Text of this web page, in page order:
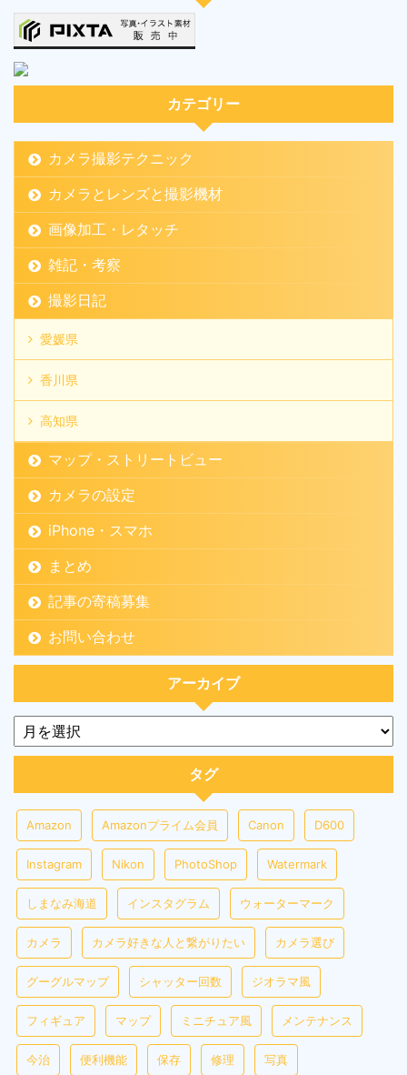
カテゴリー
カメラ撮影テクニック
カメラとレンズと撮影機材
画像加工・レタッチ
雑記・考察
撮影日記
愛媛県
香川県
高知県
マップ・ストリートビュー
カメラの設定
iPhone・スマホ
まとめ
記事の寄稿募集
お問い合わせ
アーカイブ
タグ
Amazon Amazonプライム会員 Canon D600
Instagram Nikon PhotoShop Watermark
しまなみ海道 インスタグラム ウォーターマーク
カメラ カメラ好きな人と繋がりたい カメラ選び
グーグルマップ シャッター回数 ジオラマ風
フィギュア マップ ミニチュア風 メンテナンス
今治 便利機能 保存 修理 写真